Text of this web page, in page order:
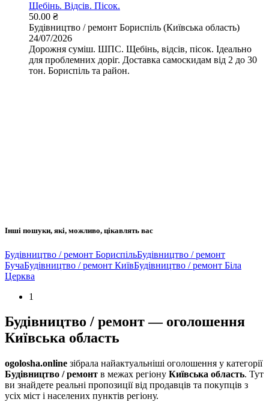
Щебінь. Відсів. Пісок.
50.00 ₴
Будівництво / ремонт Бориспіль (Київська область)
24/07/2026
Дорожня суміш. ШПС. Щебінь, відсів, пісок. Ідеально
для проблемних доріг. Доставка самоскидам від 2 до 30
тон. Бориспіль та район.
Інші пошуки, які, можливо, цікавлять вас
Будівництво / ремонт БориспільБудівництво / ремонт
БучаБудівництво / ремонт КиївБудівництво / ремонт Біла
Церква
1
Будівництво / ремонт — оголошення
Київська область
ogolosha.online зібрала найактуальніші оголошення у категорії
Будівництво / ремонт в межах регіону Київська область. Тут
ви знайдете реальні пропозиції від продавців та покупців з
усіх міст і населених пунктів регіону.